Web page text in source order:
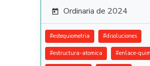
 Ordinaria de 2024
#estequiometria #disoluciones
#estructura-atomica #enlace-